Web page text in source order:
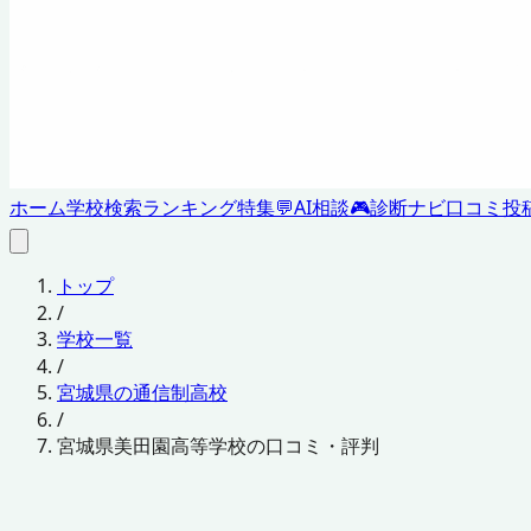
ホーム学校検索ランキング特集💬AI相談🎮診断ナビ口コミ投
トップ
/
学校一覧
/
宮城県の通信制高校
/
宮城県美田園高等学校の口コミ・評判